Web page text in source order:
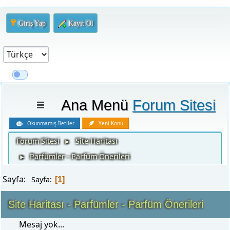
Giriş Yap Kayıt Ol
Ana Menü Forum Sitesi
Okunmamış İletiler Yeni Konu
Forum Sitesi ► Site Haritası
► Parfümler - Parfüm Önerileri
Sayfa: Sayfa 1
Site Haritası - Parfümler - Parfüm Önerileri
Mesaj yok...